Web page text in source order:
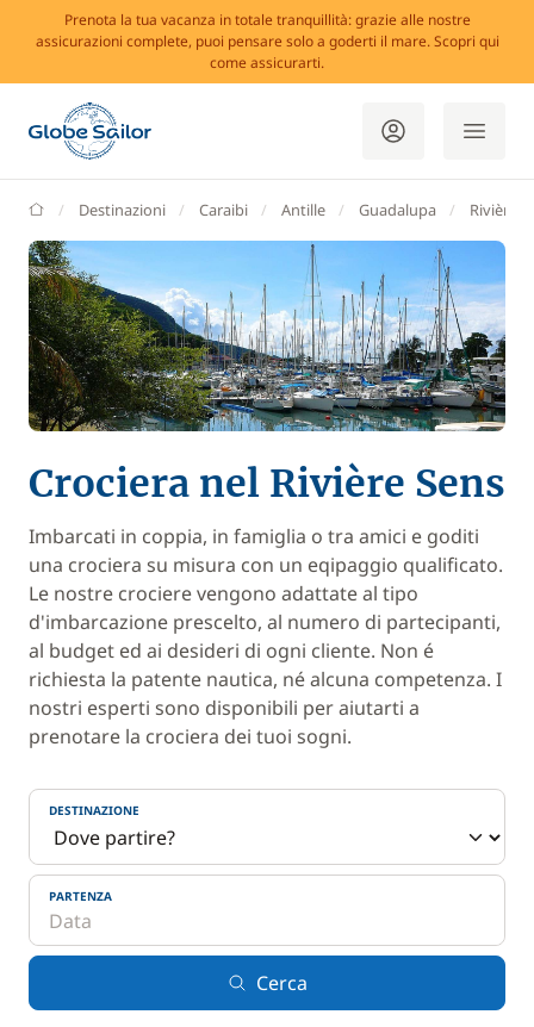
Prenota la tua vacanza in totale tranquillità: grazie alle nostre
assicurazioni complete, puoi pensare solo a goderti il mare. Scopri qui
come assicurarti.
GlobeSailor
Destinazioni Caraibi Antille Guadalupa Rivière
Crociera nel Rivière Sens
Imbarcati in coppia, in famiglia o tra amici e goditi
una crociera su misura con un eqipaggio qualificato.
Le nostre crociere vengono adattate al tipo
d'imbarcazione prescelto, al numero di partecipanti,
al budget ed ai desideri di ogni cliente. Non é
richiesta la patente nautica, né alcuna competenza. I
nostri esperti sono disponibili per aiutarti a
prenotare la crociera dei tuoi sogni.
DESTINAZIONE
PARTENZA
Cerca